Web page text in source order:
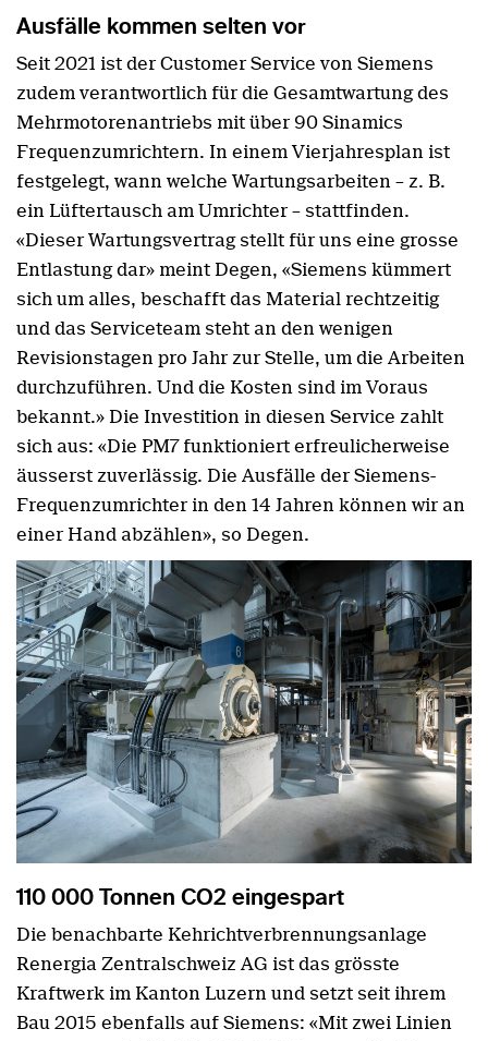
Ausfälle kommen selten vor
Seit 2021 ist der Customer Service von Siemens
zudem verantwortlich für die Gesamtwartung des
Mehrmotorenantriebs mit über 90 Sinamics
Frequenzumrichtern. In einem Vierjahresplan ist
festgelegt, wann welche Wartungsarbeiten – z. B.
ein Lüftertausch am Umrichter – stattfinden.
«Dieser Wartungsvertrag stellt für uns eine grosse
Entlastung dar» meint Degen, «Siemens kümmert
sich um alles, beschafft das Material rechtzeitig
und das Serviceteam steht an den wenigen
Revisionstagen pro Jahr zur Stelle, um die Arbeiten
durchzuführen. Und die Kosten sind im Voraus
bekannt.» Die Investition in diesen Service zahlt
sich aus: «Die PM7 funktioniert erfreulicherweise
äusserst zuverlässig. Die Ausfälle der Siemens-
Frequenzumrichter in den 14 Jahren können wir an
einer Hand abzählen», so Degen.
110 000 Tonnen CO2 eingespart
Die benachbarte Kehrichtverbrennungsanlage
Renergia Zentralschweiz AG ist das grösste
Kraftwerk im Kanton Luzern und setzt seit ihrem
Bau 2015 ebenfalls auf Siemens: «Mit zwei Linien